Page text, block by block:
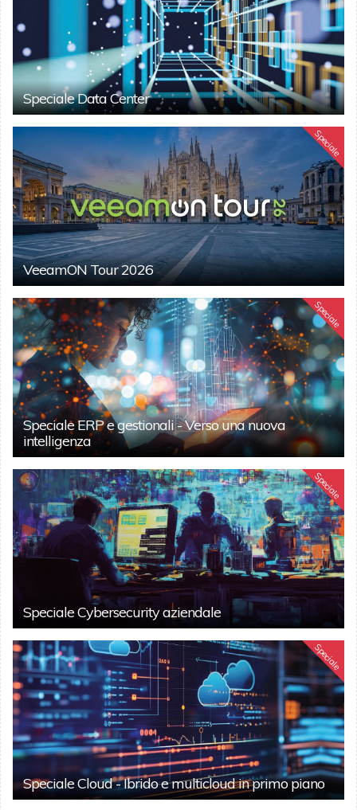
Speciale Data Center
Speciale
VeeamON Tour 2026
Speciale
Speciale ERP e gestionali - Verso una nuova
intelligenza
Speciale
Speciale Cybersecurity aziendale
Speciale
Speciale Cloud - Ibrido e multicloud in primo piano